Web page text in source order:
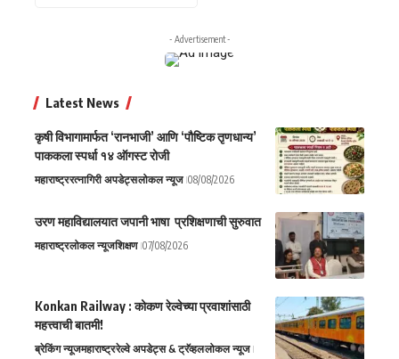
- Advertisement -
Latest News
कृषी विभागामार्फत ‘रानभाजी’ आणि ‘पौष्टिक तृणधान्य’
पाककला स्पर्धा १४ ऑगस्ट रोजी
महाराष्ट्ररत्नागिरी अपडेट्सलोकल न्यूज 08/08/2026
उरण महाविद्यालयात जपानी भाषा प्रशिक्षणाची सुरुवात
महाराष्ट्रलोकल न्यूजशिक्षण 07/08/2026
Konkan Railway : कोकण रेल्वेच्या प्रवाशांसाठी
महत्त्वाची बातमी!
ब्रेकिंग न्यूजमहाराष्ट्ररेल्वे अपडेट्स & ट्रॅव्हललोकल न्यूज